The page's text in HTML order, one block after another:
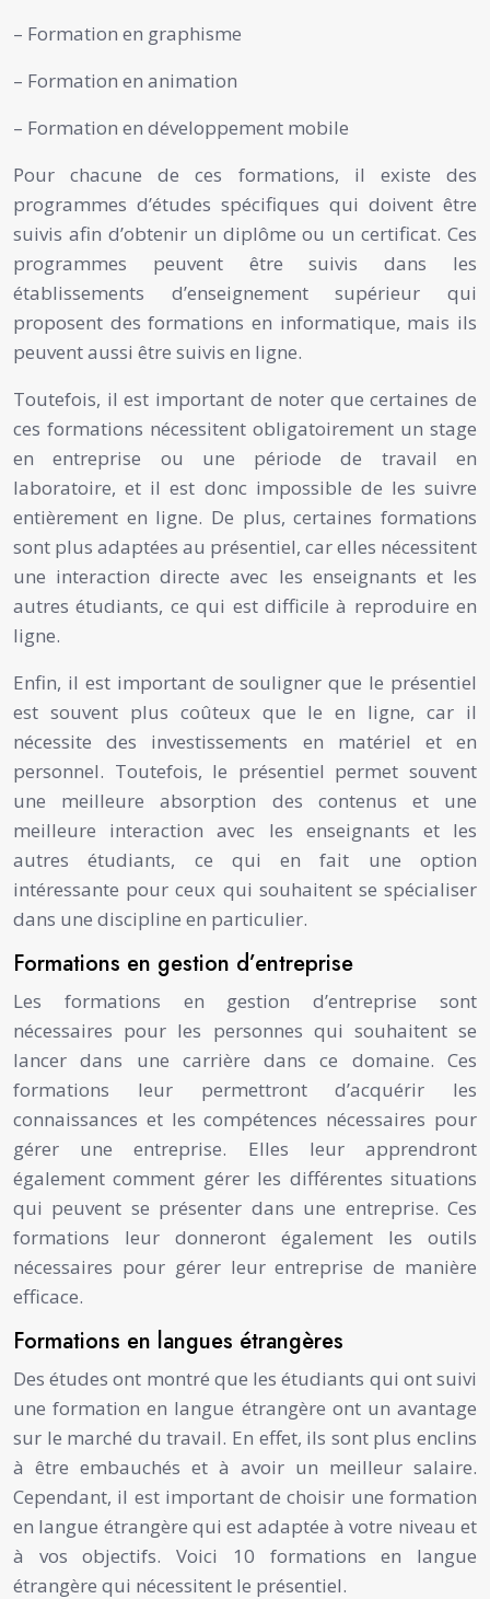
– Formation en graphisme
– Formation en animation
– Formation en développement mobile
Pour chacune de ces formations, il existe des
programmes d’études spécifiques qui doivent être
suivis afin d’obtenir un diplôme ou un certificat. Ces
programmes peuvent être suivis dans les
établissements d’enseignement supérieur qui
proposent des formations en informatique, mais ils
peuvent aussi être suivis en ligne.
Toutefois, il est important de noter que certaines de
ces formations nécessitent obligatoirement un stage
en entreprise ou une période de travail en
laboratoire, et il est donc impossible de les suivre
entièrement en ligne. De plus, certaines formations
sont plus adaptées au présentiel, car elles nécessitent
une interaction directe avec les enseignants et les
autres étudiants, ce qui est difficile à reproduire en
ligne.
Enfin, il est important de souligner que le présentiel
est souvent plus coûteux que le en ligne, car il
nécessite des investissements en matériel et en
personnel. Toutefois, le présentiel permet souvent
une meilleure absorption des contenus et une
meilleure interaction avec les enseignants et les
autres étudiants, ce qui en fait une option
intéressante pour ceux qui souhaitent se spécialiser
dans une discipline en particulier.
Formations en gestion d’entreprise
Les formations en gestion d’entreprise sont
nécessaires pour les personnes qui souhaitent se
lancer dans une carrière dans ce domaine. Ces
formations leur permettront d’acquérir les
connaissances et les compétences nécessaires pour
gérer une entreprise. Elles leur apprendront
également comment gérer les différentes situations
qui peuvent se présenter dans une entreprise. Ces
formations leur donneront également les outils
nécessaires pour gérer leur entreprise de manière
efficace.
Formations en langues étrangères
Des études ont montré que les étudiants qui ont suivi
une formation en langue étrangère ont un avantage
sur le marché du travail. En effet, ils sont plus enclins
à être embauchés et à avoir un meilleur salaire.
Cependant, il est important de choisir une formation
en langue étrangère qui est adaptée à votre niveau et
à vos objectifs. Voici 10 formations en langue
étrangère qui nécessitent le présentiel.